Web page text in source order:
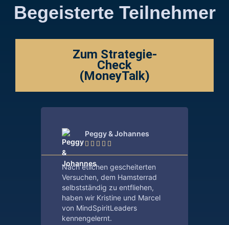
Begeisterte Teilnehmer
Zum Strategie-
Check
(MoneyTalk)
Peggy & Johannes
    
Nach etlichen gescheiterten
Versuchen, dem Hamsterrad
selbstständig zu entfliehen,
haben wir Kristine und Marcel
von MindSpiritLeaders
kennengelernt.